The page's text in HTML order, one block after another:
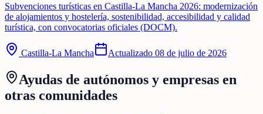
Subvenciones turísticas en Castilla-La Mancha 2026: modernización
de alojamientos y hostelería, sostenibilidad, accesibilidad y calidad
turística, con convocatorias oficiales (DOCM).
Castilla-La Mancha Actualizado 08 de julio de 2026
Ayudas de autónomos y empresas en
otras comunidades